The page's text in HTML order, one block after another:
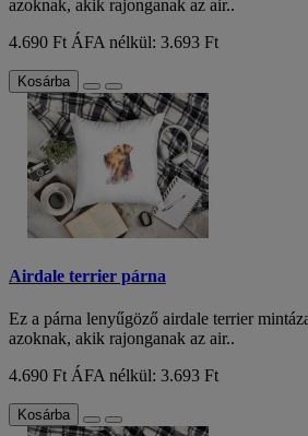
azoknak, akik rajonganak az air..
4.690 Ft ÁFA nélkül: 3.693 Ft
Kosárba
Airdale terrier párna
Ez a párna lenyűgöző airdale terrier
azoknak, akik rajonganak az air..
4.690 Ft ÁFA nélkül: 3.693 Ft
Kosárba